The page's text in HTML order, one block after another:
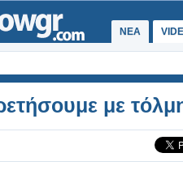
ΝΕΑ
με